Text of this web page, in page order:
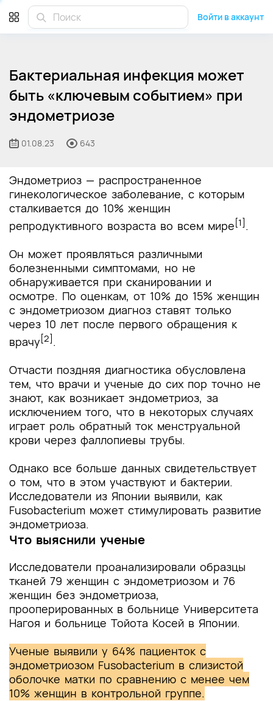
Войти в аккаунт
Бактериальная инфекция может
быть «ключевым событием» при
эндометриозе
01.08.23 643
Эндометриоз — распространенное
гинекологическое заболевание, с которым
сталкивается до 10% женщин
репродуктивного возраста во всем мире[1].
Он может проявляться различными
болезненными симптомами, но не
обнаруживается при сканировании и
осмотре. По оценкам, от 10% до 15% женщин
с эндометриозом диагноз ставят только
через 10 лет после первого обращения к
врачу[2].
Отчасти поздняя диагностика обусловлена
тем, что врачи и ученые до сих пор точно не
знают, как возникает эндометриоз, за ​​
исключением того, что в некоторых случаях
играет роль обратный ток менструальной
крови через фаллопиевы трубы.
Однако все больше данных свидетельствует
о том, что в этом участвуют и бактерии.
Исследователи из Японии выявили, как
Fusobacterium может стимулировать развитие
эндометриоза.
Что выяснили ученые
Исследователи проанализировали образцы
тканей 79 женщин с эндометриозом и 76
женщин без эндометриоза,
прооперированных в больнице Университета
Нагоя и больнице Тойота Косей в Японии.
Ученые выявили у 64% ​​пациенток с
эндометриозом Fusobacterium в слизистой
оболочке матки по сравнению с менее чем
10% женщин в контрольной группе.